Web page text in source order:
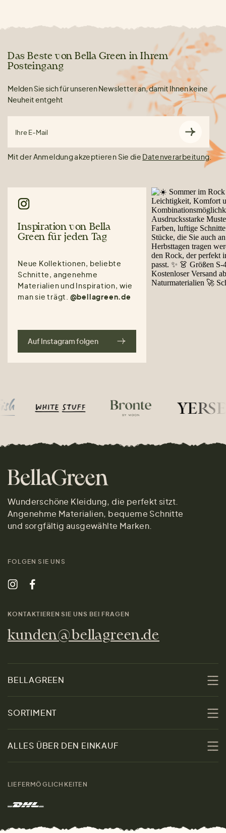
Das Beste von Bella Green in Ihrem
Posteingang
Melden Sie sich für unseren Newsletter an, damit Ihnen keine
Neuheit entgeht
Ihre E-Mail
Mit der Anmeldung akzeptieren Sie die Datenverarbeitung.
Inspiration von Bella
Green für jeden Tag
Neue Kollektionen, beliebte
Schnitte, angenehme
Materialien und Inspiration, wie
man sie trägt. @bellagreen.de
Auf Instagram folgen
Wunderschöne Kleidung, die perfekt sitzt.
Angenehme Materialien, bequeme Schnitte
und sorgfältig ausgewählte Marken.
FOLGEN SIE UNS
KONTAKTIEREN SIE UNS BEI FRAGEN
kunden@bellagreen.de
BELLAGREEN
Nachhaltigkeit
Kontakt
Marken
Das freundliche Magazin
SORTIMENT
Damen
Herren
ALLES ÜBER DEN EINKAUF
LIEFERMÖGLICHKEITEN